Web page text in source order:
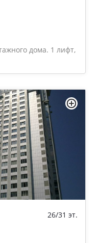
дома. 1 лифт,
26/31 эт.